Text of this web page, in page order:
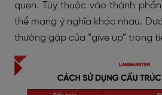
quen. Tùy thuộc vào thành
thể mang ý nghĩa khác nhau.
thường gặp của “give up” trong